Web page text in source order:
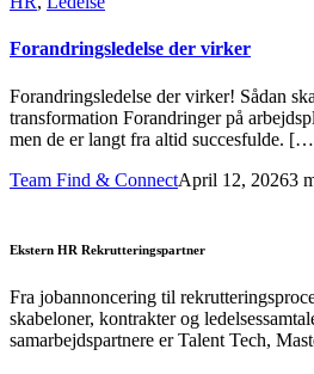
Forandringsledelse der virker
Forandringsledelse der virker! Sådan
transformation Forandringer på
men de er langt fra altid succesfulde.
Team Find & ConnectApril 12, 20263
Ekstern HR Rekrutteringspartner
Fra jobannoncering til
skabeloner, kontrakter og
samarbejdspartnere er Talent Tech,